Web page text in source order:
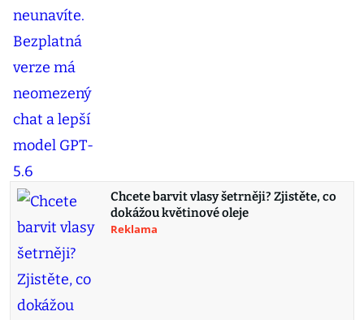
Chcete barvit vlasy šetrněji? Zjistěte, co
dokážou květinové oleje
Reklama